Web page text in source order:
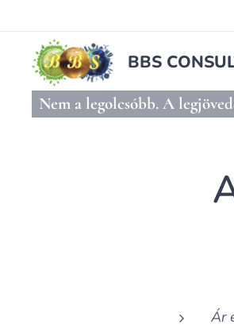
BBS
Nem a legolcsóbb. A
Ár